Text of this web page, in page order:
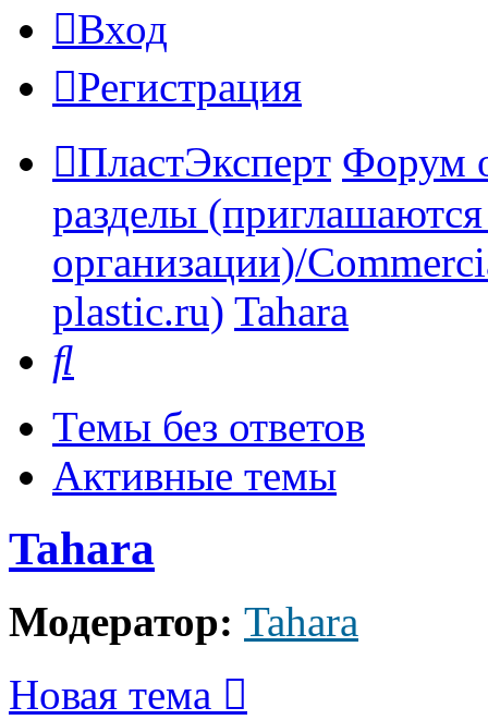
Вход
Регистрация
ПластЭксперт Форум
разделы
организации)/
plastic.ru) Tahara
Темы без ответов
Активные темы
Tahara
Модератор: Tahara
Новая тема